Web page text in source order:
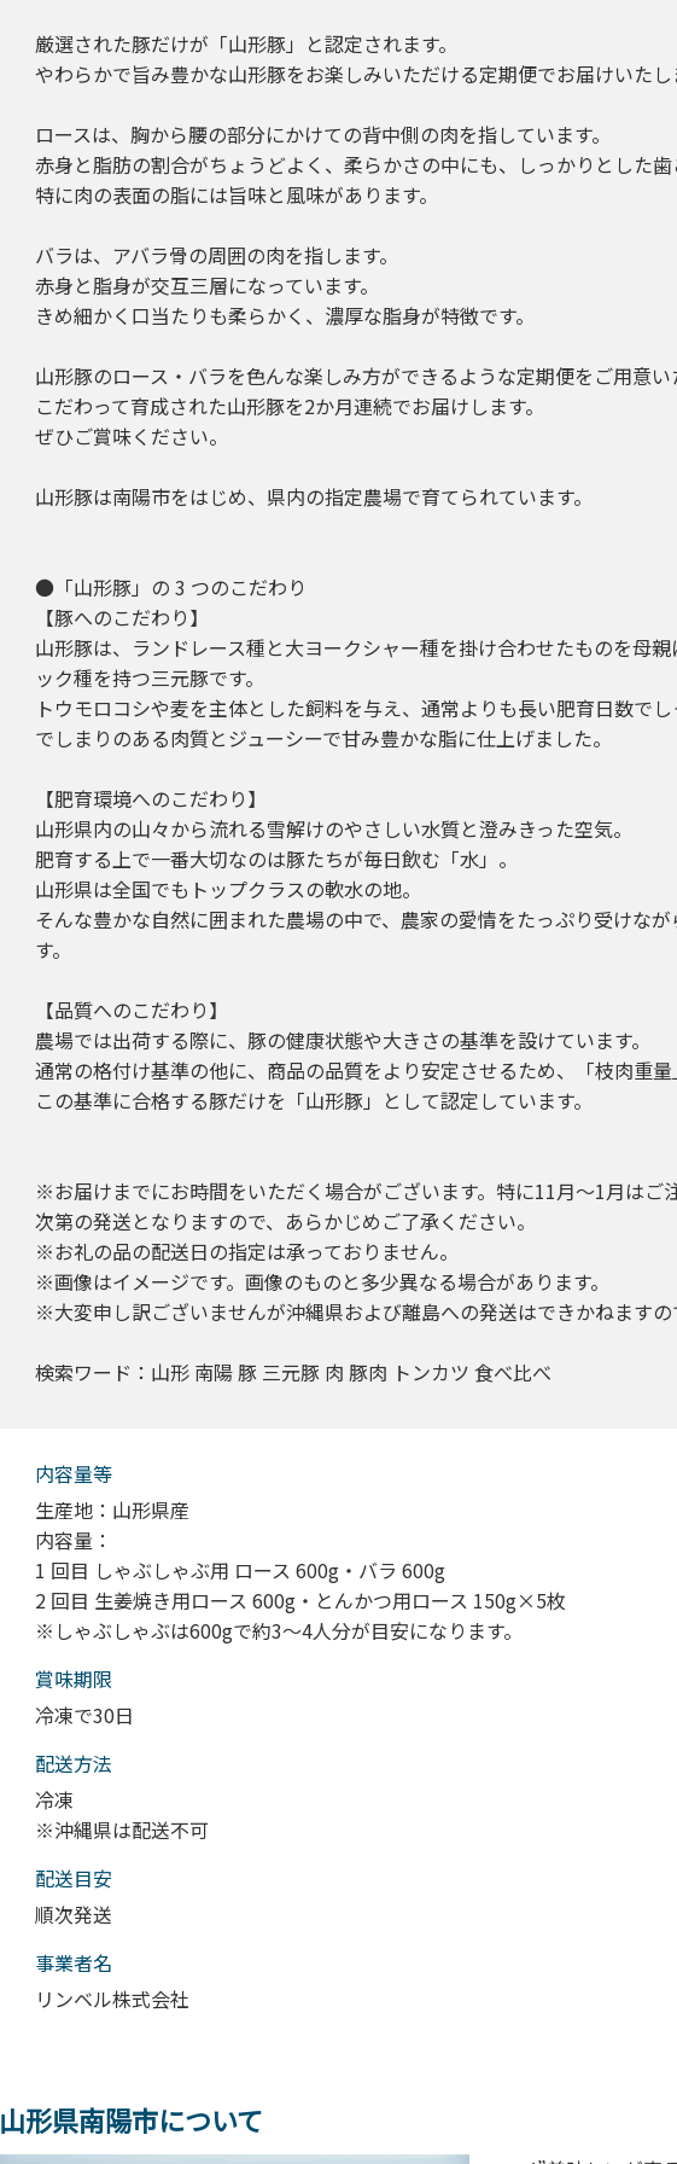
厳選された豚だけが「山形豚」と認定されます。
やわらかで旨み豊かな山形豚をお楽しみいただける定期便でお届けいたし
ロースは、胸から腰の部分にかけての背中側の肉を指しています。
赤身と脂肪の割合がちょうどよく、柔らかさの中にも、しっかりとした歯
特に肉の表面の脂には旨味と風味があります。
バラは、アバラ骨の周囲の肉を指します。
赤身と脂身が交互三層になっています。
きめ細かく口当たりも柔らかく、濃厚な脂身が特徴です。
山形豚のロース・バラを色んな楽しみ方ができるような定期便をご用意い
こだわって育成された山形豚を2か月連続でお届けします。
ぜひご賞味ください。
山形豚は南陽市をはじめ、県内の指定農場で育てられています。
●「山形豚」の 3 つのこだわり
【豚へのこだわり】
山形豚は、ランドレース種と大ヨークシャー種を掛け合わせたものを母
ック種を持つ三元豚です。
トウモロコシや麦を主体とした飼料を与え、通常よりも長い肥育日数で
でしまりのある肉質とジューシーで甘み豊かな脂に仕上げました。
【肥育環境へのこだわり】
山形県内の山々から流れる雪解けのやさしい水質と澄みきった空気。
肥育する上で一番大切なのは豚たちが毎日飲む「水」。
山形県は全国でもトップクラスの軟水の地。
そんな豊かな自然に囲まれた農場の中で、農家の愛情をたっぷり受けな
す。
【品質へのこだわり】
農場では出荷する際に、豚の健康状態や大きさの基準を設けています。
通常の格付け基準の他に、商品の品質をより安定させるため、「枝肉重量
この基準に合格する豚だけを「山形豚」として認定しています。
※お届けまでにお時間をいただく場合がございます。特に11月～1月はご
次第の発送となりますので、あらかじめご了承ください。
※お礼の品の配送日の指定は承っておりません。
※画像はイメージです。画像のものと多少異なる場合があります。
※大変申し訳ございませんが沖縄県および離島への発送はできかねますの
検索ワード：山形 南陽 豚 三元豚 肉 豚肉 トンカツ 食べ比べ
内容量等
生産地：山形県産
内容量：
1 回目 しゃぶしゃぶ用 ロース 600g・バラ 600g
2 回目 生姜焼き用ロース 600g・とんかつ用ロース 150g×5枚
※しゃぶしゃぶは600gで約3～4人分が目安になります。
賞味期限
冷凍で30日
配送⽅法
冷凍
※沖縄県は配送不可
配送目安
順次発送
事業者名
リンベル株式会社
山形県南陽市について